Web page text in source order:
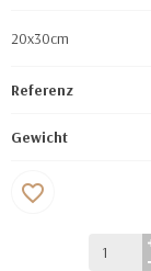
20x30cm
Referenz
Gewicht
favorite_border